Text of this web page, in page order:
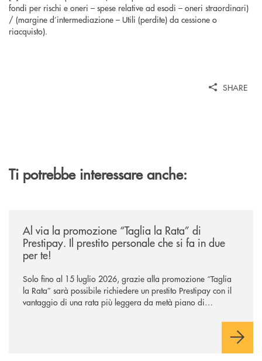
fondi per rischi e oneri – spese relative ad esodi – oneri straordinari)
/ (margine d’intermediazione – Utili (perdite) da cessione o
riacquisto).
SHARE
Ti potrebbe interessare anche:
Al via la promozione “Taglia la Rata” di
Prestipay. Il prestito personale che si fa in due
per te!
Solo fino al 15 luglio 2026, grazie alla promozione “Taglia
la Rata” sarà possibile richiedere un prestito Prestipay con il
vantaggio di una rata più leggera da metà piano di